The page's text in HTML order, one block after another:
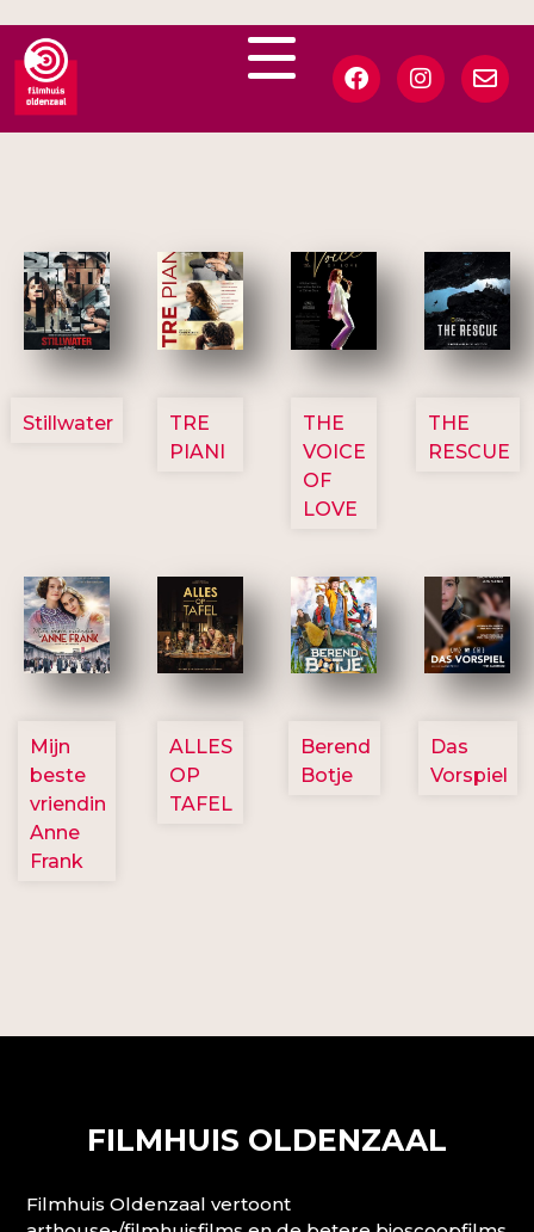
3123
Stillwater
3129
TRE
PIANI
3135
THE
VOICE
OF
LOVE
3148
THE
RESCUE
2757
Mijn
beste
vriendin
Anne
Frank
3154
ALLES
OP
TAFEL
2799
Berend
Botje
2777
Das
Vorspiel
FILMHUIS OLDENZAAL
Filmhuis Oldenzaal vertoont